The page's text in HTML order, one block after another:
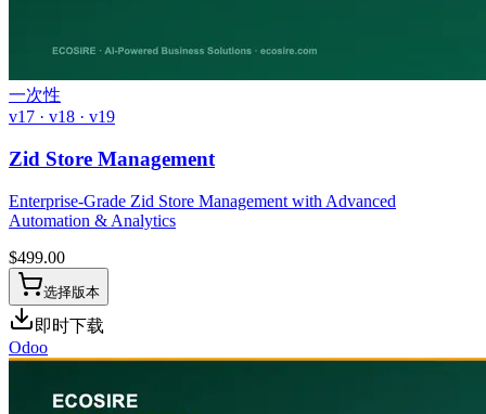
一次性
v17 · v18 · v19
Zid Store Management
Enterprise-Grade Zid Store Management with Advanced
Automation & Analytics
$499.00
选择版本
即时下载
Odoo